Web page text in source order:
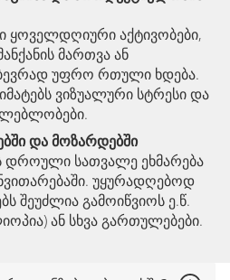
ყოველდღიური აქტივობები,
მართვა ან
უფრო რთული ხდება.
ვიზუალური სტრესი და
და მოზარდებში
დროული სათვალე ეხმარება
უყურადღებოდ
შეუძლია გამოიწვიოს ე.წ.
ან სხვა გართულებები.